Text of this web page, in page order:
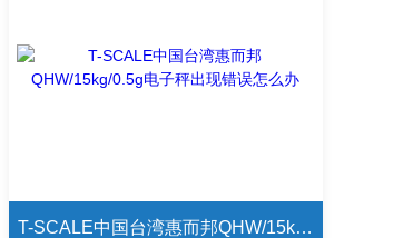
T-SCALE中国台湾惠而邦QHW/15kg/0.5g电子秤出现错误怎么办